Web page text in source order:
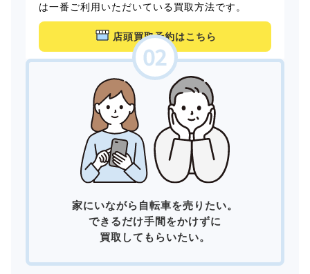
は一番ご利用いただいている買取方法です。
店頭買取予約はこちら
家にいながら自転車を売りたい。
できるだけ手間をかけずに
買取してもらいたい。